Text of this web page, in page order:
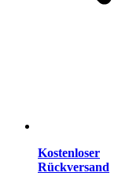
Kostenloser
Rückversand